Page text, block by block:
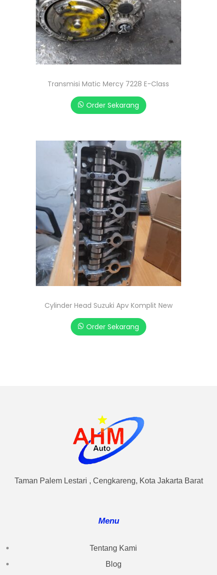
Transmisi Matic Mercy 7228 E-Class
Order Sekarang
Cylinder Head Suzuki Apv Komplit New
Order Sekarang
Taman Palem Lestari , Cengkareng, Kota Jakarta Barat
Menu
Tentang Kami
Blog